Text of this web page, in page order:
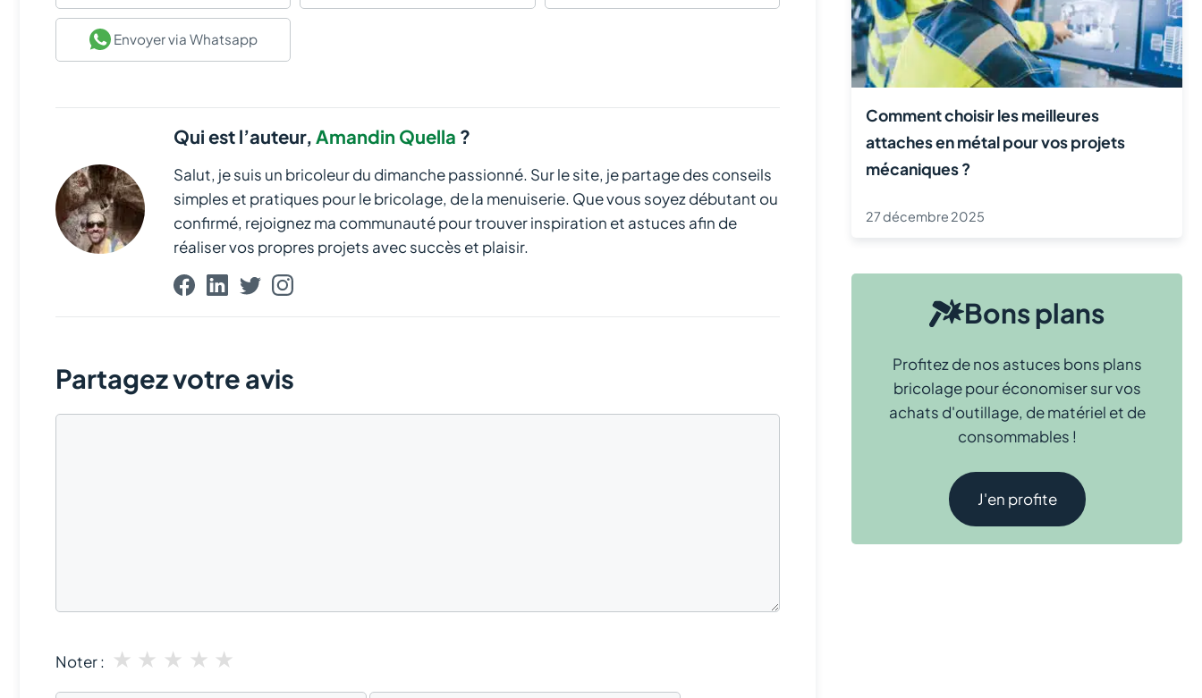
Envoyervia Whatsapp
Qui est l’auteur,Amandin Quella ?
Salut, je suis un bricoleur du dimanche passionné. Sur le site, je partage des conseils
simples et pratiques pour le bricolage, de la menuiserie. Que vous soyez débutant ou
confirmé, rejoignez ma communauté pour trouver inspiration et astuces afin de
réaliser vos propres projets avec succès et plaisir.
Partagez votre avis
Noter : ★
★
★
★
★
Comment choisir les meilleures
attaches en métal pour vos projets
mécaniques ?
27 décembre 2025
Bons plans
Profitez de nos astuces bons plans
bricolage pour économiser sur vos
achats d'outillage, de matériel et de
consommables !
J'en profite